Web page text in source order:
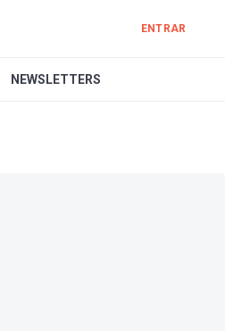
ENTRAR
NEWSLETTERS